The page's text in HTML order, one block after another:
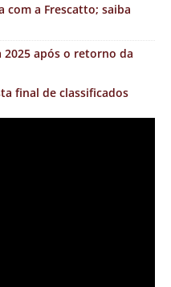
com a Frescatto; saiba
2025 após o retorno da
final de classificados